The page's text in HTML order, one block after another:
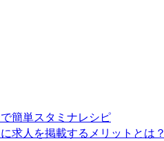
簡単スタミナレシピ
求人を掲載するメリットとは？